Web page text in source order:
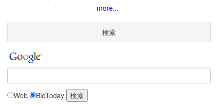
more...
検索
Web BioToday